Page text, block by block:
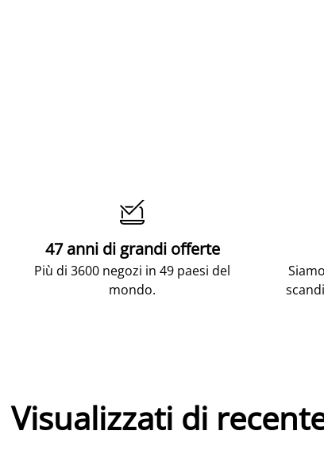

47 anni di grandi offerte
Più di 3600 negozi in 49 paesi del
mondo.
Visualizzati di